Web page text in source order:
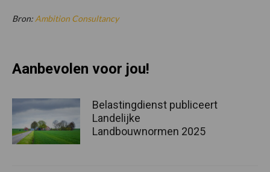
Bron:Ambition Consultancy
Aanbevolen voor jou!
Belastingdienst publiceert
Landelijke
Landbouwnormen 2025